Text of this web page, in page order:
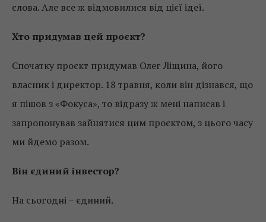
слова. Але все ж відмовилися від цієї ідеї.
Хто придумав цей проєкт?
Спочатку проєкт придумав Олег Ліщина, його
власник і директор. 18 травня, коли він дізнався, що
я пішов з «Фокуса», то відразу ж мені написав і
запропонував зайнятися цим проєктом, з цього часу
ми йдемо разом.
Він єдиний інвестор?
На сьогодні – єдиний.